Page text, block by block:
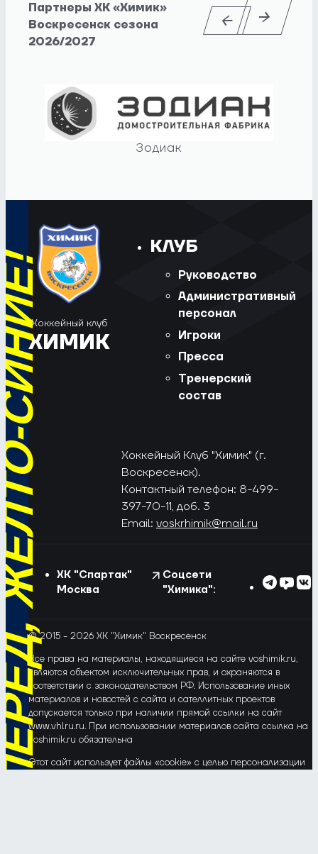
Партнеры ХК «Химик»
Воскресенск сезона
2026/2027
Зодиак
СИНИЕ!
Хоккейный клуб
ХИМИК
КЛУБ
Руководство
Административный
персонал
Игроки
Пресса
Тренерский
состав
Хоккейный Клуб "Химик" (г.
Воскресенск).
Контактный телефон: 8-499-
397-70-11, доб. 3
Email: voskrhimik@mail.ru
ХК "Спартак"
Москва
Соцсети
"Химика":
© 2015 - 2026 ХК "Химик" Воскресенск
Все права на материалы, находящиеся на сайте voshimik.ru,
являются объектом исключительных прав, и охраняются в
соответствии с законодательством РФ. Использование иных
материалов и новостей с сайта и сателлитных проектов
допускается только при наличии прямой ссылки на сайт
www.vhlru.ru. При использовании материалов сайта ссылка на
voshimik.ru обязательна
Этот сайт использует файлы «cookie» с целью персонализации